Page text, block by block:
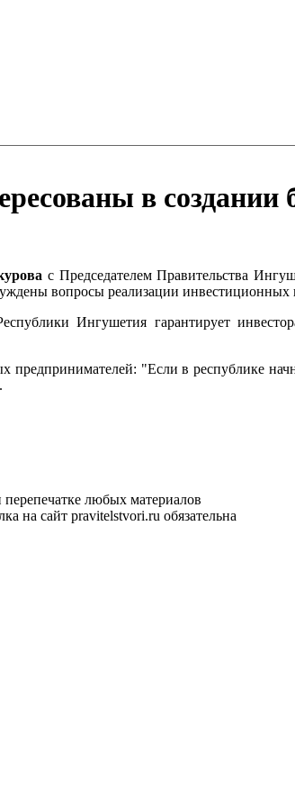
в создании
с Председателем Правительства
вопросы реализации
Ингушетия гарантирует
предпринимателей: "Если в республике
любых материалов
на сайт pravitelstvori.ru обязательна